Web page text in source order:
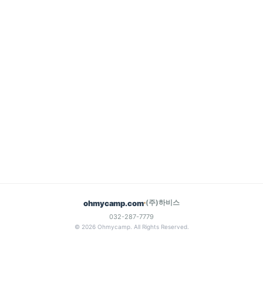
ohmycamp.com (주)하비스
032-287-7779
© 2026 Ohmycamp. All Rights Reserved.